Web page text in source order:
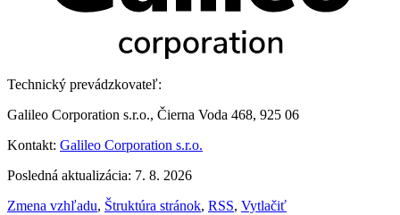
Technický prevádzkovateľ:
Galileo Corporation s.r.o., Čierna Voda 468, 925 06
Kontakt: Galileo Corporation s.r.o.
Posledná aktualizácia: 7. 8. 2026
Zmena vzhľadu, Štruktúra stránok, RSS, Vytlačiť